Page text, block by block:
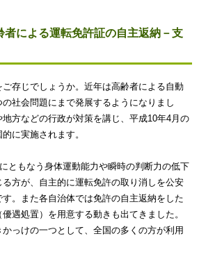
者による運転免許証の自主返納－支
存じでしょうか。近年は高齢者による自動
社会問題にまで発展するようになりまし
方などの行政が対策を講じ、平成10年4月の
に実施されます。
ともなう身体運動能力や瞬時の判断力の低下
方が、自主的に運転免許の取り消しを公安
。また各自治体では免許の自主返納をした
遇処置）を用意する動きも出てきました。
っけの一つとして、全国の多くの方が利用